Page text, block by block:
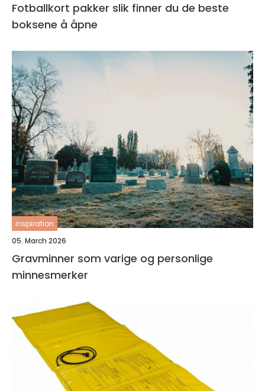
Fotballkort pakker slik finner du de beste
boksene å åpne
inspiration
05. March 2026
Gravminner som varige og personlige
minnesmerker